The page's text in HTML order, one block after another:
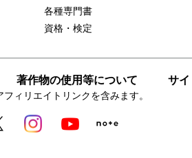
各種専門書
資格・検定
著作物の使用等について サ
ィリエイトリンクを含みます。